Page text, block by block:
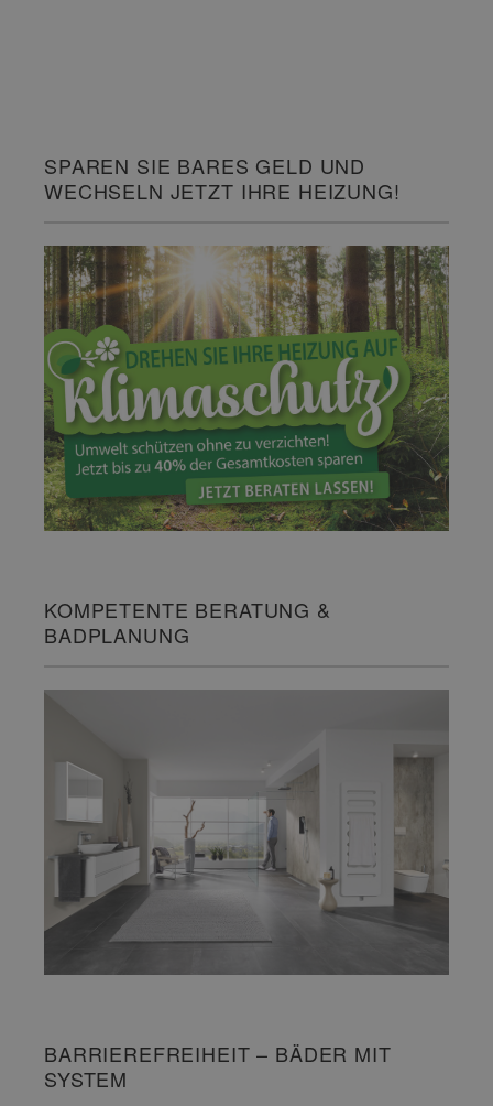
SPAREN SIE BARES GELD UND
WECHSELN JETZT IHRE HEIZUNG!
KOMPETENTE BERATUNG &
BADPLANUNG
BARRIEREFREIHEIT – BÄDER MIT
SYSTEM